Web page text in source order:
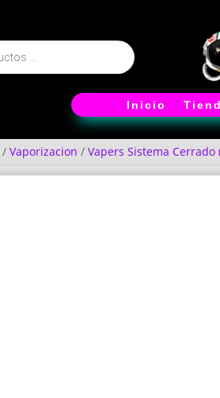
Inicio
/ Vaporizacion / Vapers Sistema Cerrado